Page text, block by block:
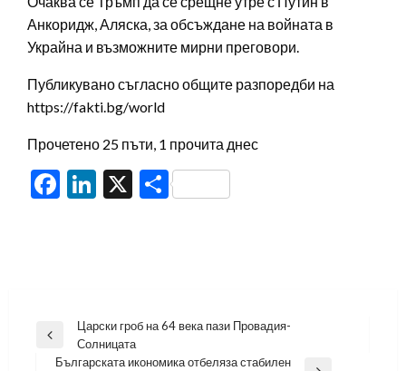
Анкоридж, Аляска, за обсъждане на войната в
Украйна и възможните мирни преговори.
Публикувано съгласно общите разпоредби на
https://fakti.bg/world
Прочетено 25 пъти, 1 прочита днес
Facebook
LinkedIn
X Share
Навигация
Previous
Post
Царски гроб на 64 века пази Провадия-
Солницата
Българската икономика отбеляза стабилен